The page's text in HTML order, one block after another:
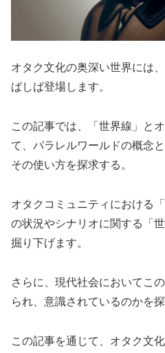
オタク文化の奥深い世界には
ばしば登場します。
この記事では、「世界線」と
て、パラレルワールドの概念
その使い方を探求する。
オタクコミュニティにおける
の状況やシナリオに関する「
掘り下げます。
さらに、現代社会においてこ
られ、意識されているのかを探
この記事を通じて、オタク文